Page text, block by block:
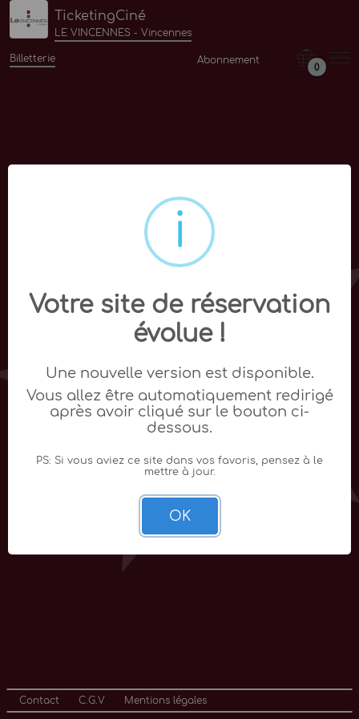
TicketingCiné
LE VINCENNES - Vincennes
Billetterie Abonnement
0
Contact C.G.V Mentions légales
Votre site de réservation
évolue !
Une nouvelle version est disponible.
Vous allez être automatiquement redirigé
après avoir cliqué sur le bouton ci-
dessous.
PS: Si vous aviez ce site dans vos favoris, pensez à le
mettre à jour.
OK